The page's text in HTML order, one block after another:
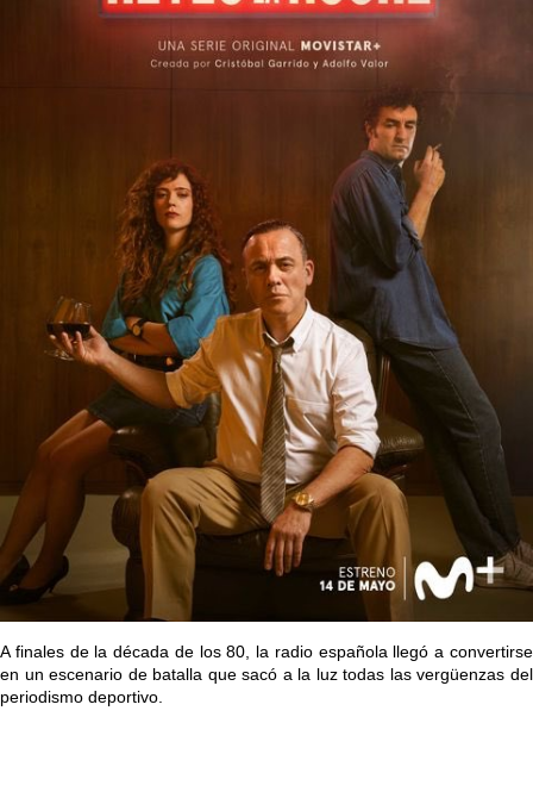
A finales de la década de los 80, la radio española llegó a convertirse
en un escenario de batalla que sacó a la luz todas las vergüenzas del
periodismo deportivo.